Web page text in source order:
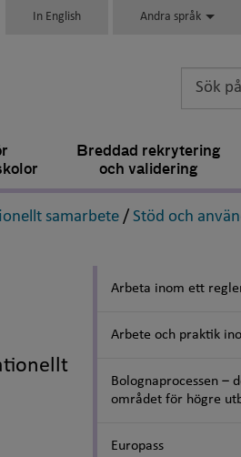
In English Andra språk
Breddad rekrytering
och validering
samarbete ,
/ Stöd och
Arbeta inom ett
Arbete och praktik
Bolognaprocessen ‒
området för högre
Europass